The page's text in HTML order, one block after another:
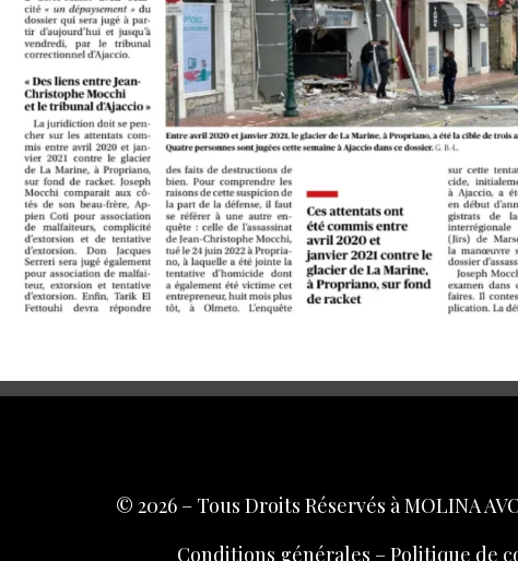
© 2026 – Tous Droits Réservés à MOLINA
Conditions générales –Politique de